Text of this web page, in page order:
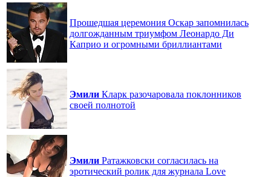
Прошедшая церемония Оскар запомнилась
долгожданным триумфом Леонардо Ди
Каприо и огромными бриллиантами
Эмили Кларк разочаровала поклонников
своей полнотой
Эмили Ратажковски согласилась на
эротический ролик для журнала Love